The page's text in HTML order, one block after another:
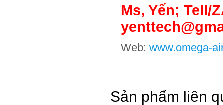
Ms, Yến; Tell/
Web: www.omega-
Sản phẩm liên